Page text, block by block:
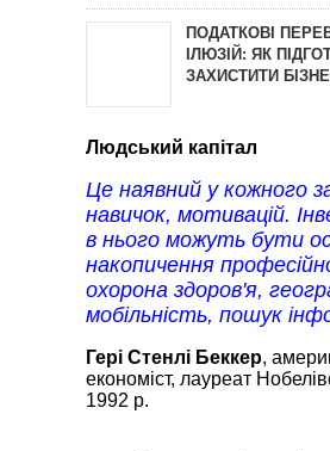
ПОДАТКОВІ
ІЛЮЗІЙ: ЯК
ЗАХИСТИТИ
Людський капітал
Це наявний у кожного
навичок, мотивацій.
в нього можуть бути
накопичення
охорона здоров'я,
мобільність, пошук
Гері Стенлі Беккер,
економіст, лауреат
1992 р.